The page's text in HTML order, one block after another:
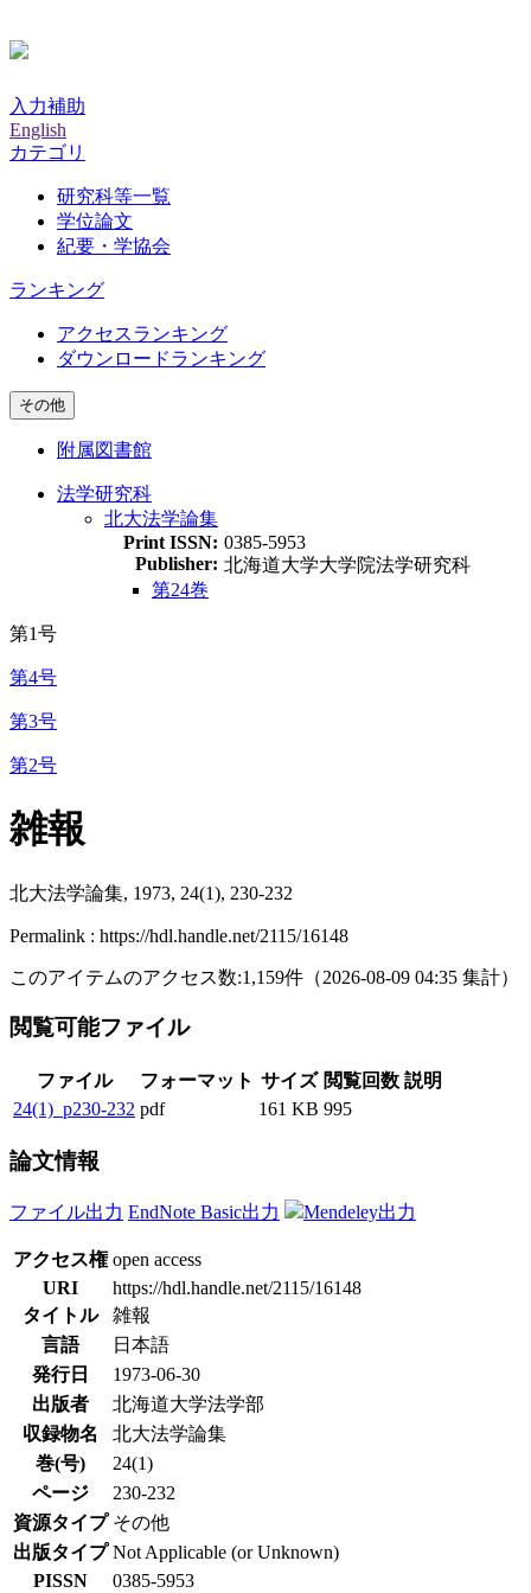
入力補助
English
カテゴリ
研究科等一覧
学位論文
紀要・学協会
ランキング
アクセスランキング
ダウンロードランキング
その他
附属図書館
法学研究科
北大法学論集
Print ISSN: 0385-5953
Publisher: 北海道大学大学院法学研究科
第24巻
第1号
第4号
第3号
第2号
雑報
北大法学論集, 1973, 24(1), 230-232
Permalink : https://hdl.handle.net/2115/16148
このアイテムのアクセス数:1,159件 （2026-08-09 04:35 集計）
閲覧可能ファイル
ファイル フォーマット サイズ 閲覧回数 説明
24(1)_p230-232 pdf 161 KB 995
論文情報
ファイル出力 EndNote Basic出力 Mendeley出力
アクセス権 open access
URI
https://hdl.handle.net/2115/16148
タイトル
雑報
言語
日本語
発行日
1973-06-30
出版者
北海道大学法学部
収録物名
北大法学論集
巻(号)
24(1)
ページ
230-232
資源タイプ その他
出版タイプ Not Applicable (or Unknown)
PISSN
0385-5953